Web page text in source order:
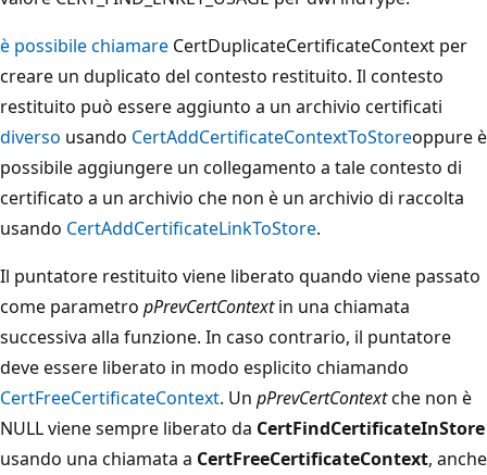
è possibile chiamare CertDuplicateCertificateContext per
creare un duplicato del contesto restituito. Il contesto
restituito può essere aggiunto a un archivio certificati
diverso usando CertAddCertificateContextToStoreoppure è
possibile aggiungere un collegamento a tale contesto di
certificato a un archivio che non è un archivio di raccolta
usando CertAddCertificateLinkToStore.
Il puntatore restituito viene liberato quando viene passato
come parametro pPrevCertContextin una chiamata
successiva alla funzione. In caso contrario, il puntatore
deve essere liberato in modo esplicito chiamando
CertFreeCertificateContext. Un pPrevCertContextche non è
NULL viene sempre liberato da CertFindCertificateInStore
usando una chiamata a CertFreeCertificateContext, anche